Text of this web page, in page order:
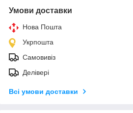
Умови доставки
Нова Пошта
Укрпошта
Самовивіз
Делівері
Всі умови доставки